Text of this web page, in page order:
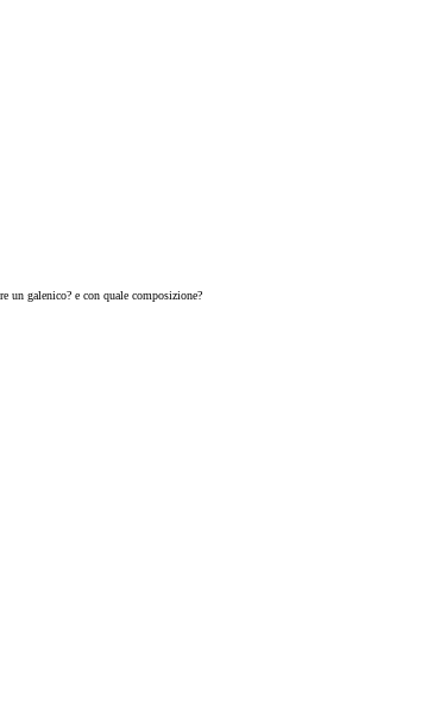
galenico? e con quale composizione?